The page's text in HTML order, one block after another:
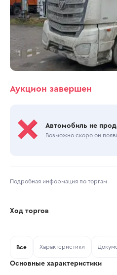
Аукцион завершен
Автомобиль не
Возможно скоро он
Подробная информация по торгам
Тип аукциона:
Ход торгов
Все Характеристики
Основные характеристики